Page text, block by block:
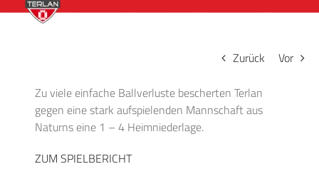
Zurück Vor
Zu viele einfache Ballverluste bescherten Terlan
gegen eine stark aufspielenden Mannschaft aus
Naturns eine 1 – 4 Heimniederlage.
ZUM SPIELBERICHT